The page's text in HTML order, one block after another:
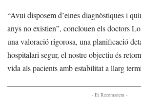
“Avui disposem d’eines diagnòstiques i
anys no existien”, conclouen els doctors
una valoració rigorosa, una planificació
hospitalari segur, el nostre objectiu és
vida als pacients amb estabilitat a llarg
- Et Recomanem -